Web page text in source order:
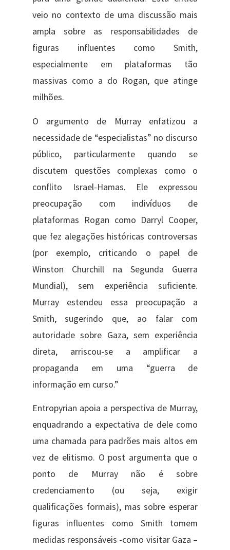
veio no contexto de uma discussão mais
ampla sobre as responsabilidades de
figuras influentes como Smith,
especialmente em plataformas tão
massivas como a do Rogan, que atinge
milhões.
O argumento de Murray enfatizou a
necessidade de “especialistas” no discurso
público, particularmente quando se
discutem questões complexas como o
conflito Israel-Hamas. Ele expressou
preocupação com indivíduos de
plataformas Rogan como Darryl Cooper,
que fez alegações históricas controversas
(por exemplo, criticando o papel de
Winston Churchill na Segunda Guerra
Mundial), sem experiência suficiente.
Murray estendeu essa preocupação a
Smith, sugerindo que, ao falar com
autoridade sobre Gaza, sem experiência
direta, arriscou-se a amplificar a
propaganda em uma “guerra de
informação em curso.”
Entropyrian apoia a perspectiva de Murray,
enquadrando a expectativa de dele como
uma chamada para padrões mais altos em
vez de elitismo. O post argumenta que o
ponto de Murray não é sobre
credenciamento (ou seja, exigir
qualificações formais), mas sobre esperar
figuras influentes como Smith tomem
medidas responsáveis -como visitar Gaza –